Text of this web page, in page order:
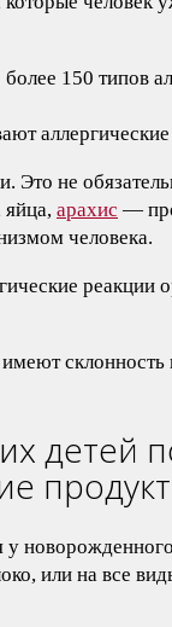
более 150 типов
Это не
яйца, арахис —
человека.
реакции
детей
у
или на все